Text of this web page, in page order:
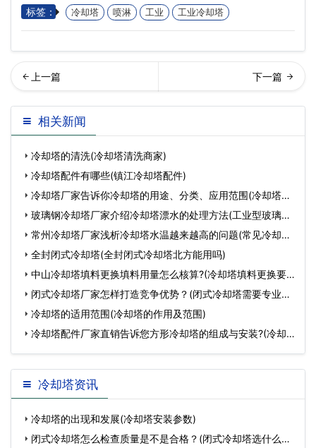
标签： 冷却塔 喷淋 工业 工业冷却塔
何提高玻璃钢冷却塔降温系
统的使用效果(玻璃钢冷却…
回列表
相关新闻
冷却塔的清洗(冷却塔清洗商家)
冷却塔配件有哪些(镇江冷却塔配件)
冷却塔厂家告诉你冷却塔的用途、分类、应用范围(冷却塔有
哪 玻璃钢冷却塔厂家介绍冷却塔漂水的处理方法(工业型玻璃钢
冷 常州冷却塔厂家浅析冷却塔水温越来越高的问题(常见冷却塔
设 全封闭式冷却塔(全封闭式冷却塔北方能用吗)
中山冷却塔填料更换填料用量怎么核算?(冷却塔填料更换要
点 闭式冷却塔厂家怎样打造竞争优势？(闭式冷却塔需要专业的
安装
冷却塔的适用范围(冷却塔的作用及范围)
冷却塔配件厂家直销告诉您方形冷却塔的组成与安装?(冷却
塔
冷却塔资讯
冷却塔的出现和发展(冷却塔安装参数)
闭式冷却塔怎么检查质量是不是合格？(闭式冷却塔选什么型